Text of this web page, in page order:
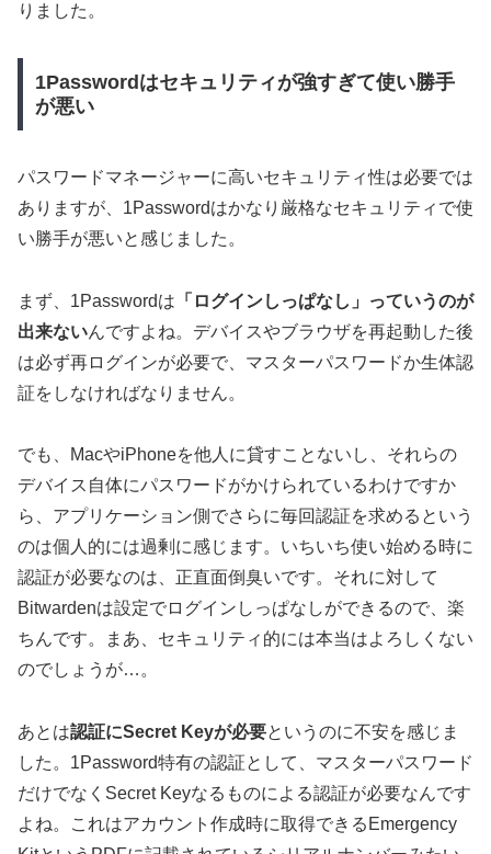
りました。
1Passwordはセキュリティが強すぎて使い勝手
が悪い
パスワードマネージャーに高いセキュリティ性は必要では
ありますが、1Passwordはかなり厳格なセキュリティで使
い勝手が悪いと感じました。
まず、1Passwordは 「ログインしっぱなし」っていうのが
出来ないんですよね。デバイスやブラウザを再起動した後
は必ず再ログインが必要で、マスターパスワードか生体認
証をしなければなりません。
でも、MacやiPhoneを他人に貸すことないし、それらの
デバイス自体にパスワードがかけられているわけですか
ら、アプリケーション側でさらに毎回認証を求めるという
のは個人的には過剰に感じます。いちいち使い始める時に
認証が必要なのは、正直面倒臭いです。それに対して
Bitwardenは設定でログインしっぱなしができるので、楽
ちんです。まあ、セキュリティ的には本当はよろしくない
のでしょうが…。
あとは認証にSecret Keyが必要というのに不安を感じま
した。1Password特有の認証として、マスターパスワード
だけでなくSecret Keyなるものによる認証が必要なんです
よね。これはアカウント作成時に取得できるEmergency